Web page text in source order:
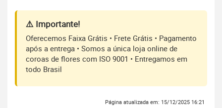
⚠️ Importante!
Oferecemos Faixa Grátis • Frete Grátis • Pagamento
após a entrega • Somos a única loja online de
coroas de flores com ISO 9001 • Entregamos em
todo Brasil
Página atualizada em: 15/12/2025 16:21